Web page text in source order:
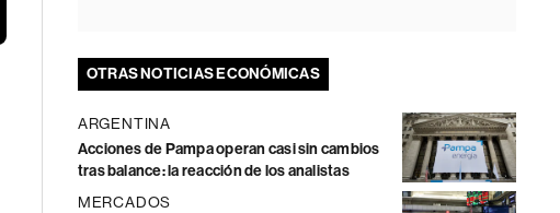
OTRAS NOTICIAS ECONÓMICAS
ARGENTINA
Acciones de Pampa operan casi sin cambios
tras balance: la reacción de los analistas
MERCADOS